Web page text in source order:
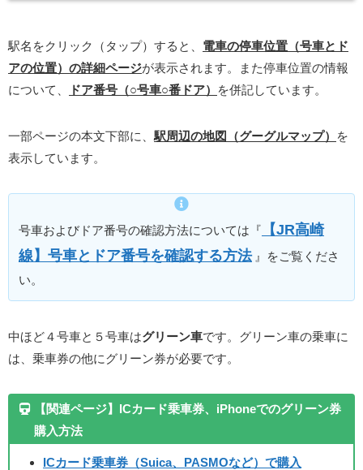
駅名をクリック（タップ）すると、 電車の停車位置（号車とド
アの位置）の詳細ページが表示されます。また停車位置の情報
について、
ドア番号（○号車○番ドア） を併記しています。
一部ページの本文下部に、 駅周辺の地図（グーグルマップ）
を
表示しています。
号車およびドア番号の確認方法については『
【JR高崎
線】号車とドア番号を確認する方法 』をご覧くださ
い。
中ほど４号車と５号車はグリーン車です。グリーン車の乗車に
は、乗車券の他にグリーン券が必要です。
【関連ページ】ICカード乗車券、iPhoneでのグリーン券
購入方法
ICカード乗車券（Suica、PASMOなど）で購入